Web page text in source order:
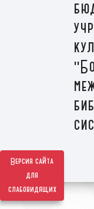
Версия сайта
для
слабовидящих